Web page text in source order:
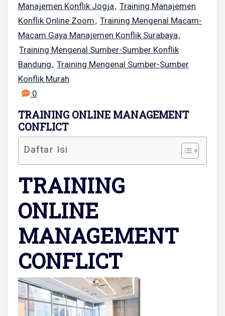
Manajemen Konflik Jogja, Training Manajemen
Konflik Online Zoom, Training Mengenal Macam-
Macam Gaya Manajemen Konflik Surabaya,
Training Mengenal Sumber-Sumber Konflik
Bandung, Training Mengenal Sumber-Sumber
Konflik Murah
0
TRAINING ONLINE MANAGEMENT
CONFLICT
Daftar Isi
TRAINING
ONLINE
MANAGEMENT
CONFLICT